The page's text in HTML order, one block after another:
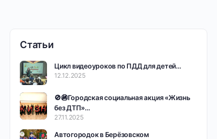
Статьи
Цикл видеоуроков по ПДД для детей…
12.12.2025
🚫🚳Городская социальная акция «Жизнь
без ДТП»…
27.11.2025
Автогородок в Берёзовском